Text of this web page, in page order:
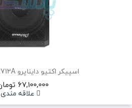
اسپیکر اکتیو دایناپرو DYNAPRO R712A
67,100,000 تومان
علاقه مندی